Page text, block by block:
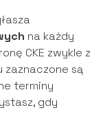
na każdy
CKE zwykle z
zaznaczone są
terminy
gdy